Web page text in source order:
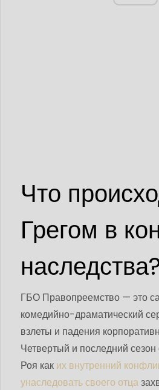
Что
Грегом в
ГБО Правопреемство — это
комедийно-драматический
взлеты и падения
Четвертый и последний сезон
Роя как их внутренний
унаследовать своего отца